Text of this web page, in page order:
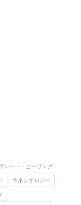
レート・ヒーリング
キネシオロジー